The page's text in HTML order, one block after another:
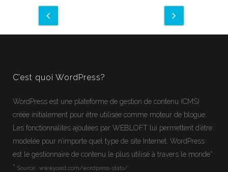
C’est quoi WordPress?
WordPress est une plateforme de gestion de contenu (CMS)
créée initialement pour être utilisée comme moteur de blogue.
Les fonctionnalités ajoutées par WEBLOFT lui permettent d’être
modelée pour n’importe quel type de site Internet. WordPress
est le gestionnaire de contenu le plus utilisé à travers le monde*
* Source : www.yoast.com/wordpress-stats/